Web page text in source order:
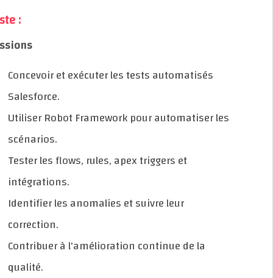
Poste :
Missions
Concevoir et exécuter les tests automatisés
Salesforce.
Utiliser Robot Framework pour automatiser les
scénarios.
Tester les flows, rules, apex triggers et
intégrations.
Identifier les anomalies et suivre leur
correction.
Contribuer à l'amélioration continue de la
qualité.